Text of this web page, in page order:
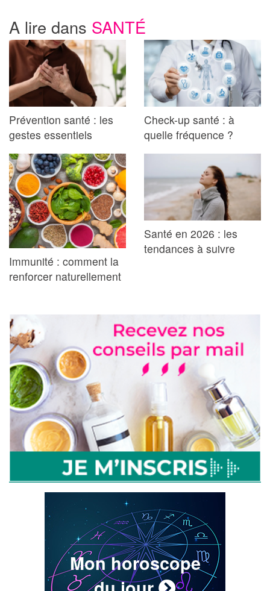
A lire dans SANTÉ
Prévention santé : les
gestes essentiels
Check-up santé : à
quelle fréquence ?
Immunité : comment la
renforcer naturellement
Santé en 2026 : les
tendances à suivre
Mon horoscope